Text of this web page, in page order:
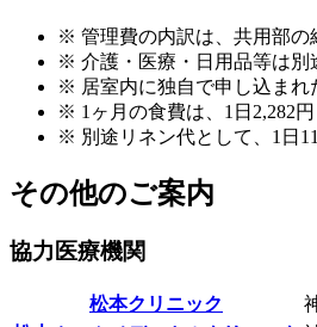
※ 管理費の内訳は、共用部の
※ 介護・医療・日用品等は別
※ 居室内に独自で申し込まれ
※ 1ヶ月の食費は、1日2,282
※ 別途リネン代として、1日
その他のご案内
協力医療機関
松本クリニック